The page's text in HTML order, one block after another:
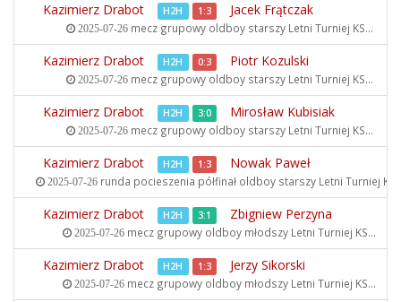
Kazimierz Drabot H2H 1:3 Jacek Frątczak
2025-07-26mecz grupowy oldboy starszy Letni Turniej KS...
Kazimierz Drabot H2H 0:3 Piotr Kozulski
2025-07-26mecz grupowy oldboy starszy Letni Turniej KS...
Kazimierz Drabot H2H 3:0 Mirosław Kubisiak
2025-07-26mecz grupowy oldboy starszy Letni Turniej KS...
Kazimierz Drabot H2H 1:3 Nowak Paweł
2025-07-26runda pocieszenia półfinał oldboy starszy Letni Turniej
Kazimierz Drabot H2H 3:1 Zbigniew Perzyna
2025-07-26 mecz grupowy oldboy młodszy Letni Turniej KS...
Kazimierz Drabot H2H 1:3 Jerzy Sikorski
2025-07-26 mecz grupowy oldboy młodszy Letni Turniej KS...